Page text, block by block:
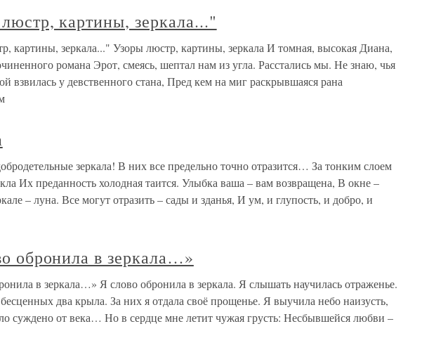
картины, зеркала..."
картины, зеркала..." Узоры люстр, картины, зеркала И томная, высокая Диана,
романа Эрот, смеясь, шептал нам из угла. Расстались мы. Не знаю, чья
взвилась у девственного стана, Пред кем на миг раскрывшаяся рана
зеркала! В них все предельно точно отразится… За тонким слоем
Их преданность холодная таится. Улыбка ваша – вам возвращена, В окне –
– луна. Все могут отразить – сады и зданья, И ум, и глупость, и добро, и
обронила в зеркала…»
в зеркала…» Я слово обронила в зеркала. Я слышать научилась отраженье.
два крыла. За них я отдала своё прощенье. Я выучила небо наизусть,
суждено от века… Но в сердце мне летит чужая грусть: Несбывшейся любви –